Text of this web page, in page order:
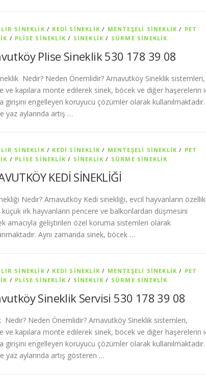
SINEKLIK / KEDI SINEKLIK / MENTEŞELI SINEKLIK / PET
/ PLISE SINEKLIK / SİNEKLİK / SÜRME SINEKLIK
Plise Sineklik 530 178 39 08
Nedir? Neden Önemlidir? Arnavutköy Sineklik sistemleri,
ve kapılara monte edilerek sinek, böcek ve diğer haşerelerin
girişini engelleyen koruyucu çözümler olarak kullanılmaktadır.
yaz aylarında artış …
SINEKLIK / KEDI SINEKLIK / MENTEŞELI SINEKLIK / PET
/ PLISE SINEKLIK / SİNEKLİK / SÜRME SINEKLIK
KEDİ SİNEKLİĞİ
Nedir? Arnavutköy Kedi sinekliği, evcil hayvanların
ırk hayvanların pencere ve balkonlardan düşmesini
amacıyla geliştirilen özel koruma sistemleri olarak
Aynı zamanda sinek, böcek …
SINEKLIK / KEDI SINEKLIK / MENTEŞELI SINEKLIK / PET
/ PLISE SINEKLIK / SİNEKLİK / SÜRME SINEKLIK
Sineklik Servisi 530 178 39 08
Nedir? Neden Önemlidir? Arnavutköy Sineklik sistemleri,
ve kapılara monte edilerek sinek, böcek ve diğer haşerelerin
girişini engelleyen koruyucu çözümler olarak kullanılmaktadır.
yaz aylarında artış gösteren …